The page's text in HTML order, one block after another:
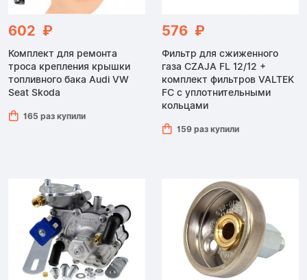
602 ₽
Комплект для ремонта
троса крепления крышки
топливного бака Audi VW
Seat Skoda
165 раз купили
576 ₽
Фильтр для сжиженного
газа CZAJA FL 12/12 +
комплект фильтров VALTEK
FC с уплотнительными
кольцами
159 раз купили